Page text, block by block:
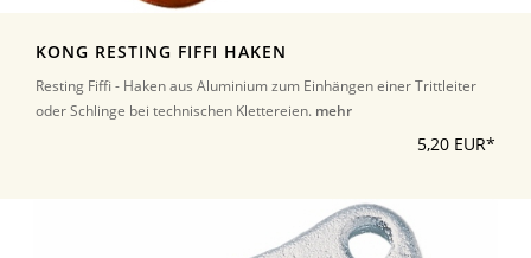
KONG RESTING FIFFI HAKEN
Resting Fiffi - Haken aus Aluminium zum Einhängen einer Trittleiter
oder Schlinge bei technischen Klettereien. mehr
5,20 EUR*